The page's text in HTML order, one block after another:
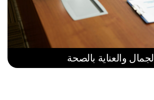
الجمال والعناية بالصحة